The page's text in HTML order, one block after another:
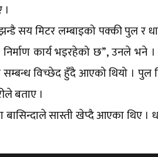
सय मिटर लम्बाइको पक्की पुल र
कार्य भइरहेको छ”, उनले भने ।
विच्छेद हुँदै आएको थियो । पुल
बताए ।
सास्ती खेप्दै आएका थिए ।